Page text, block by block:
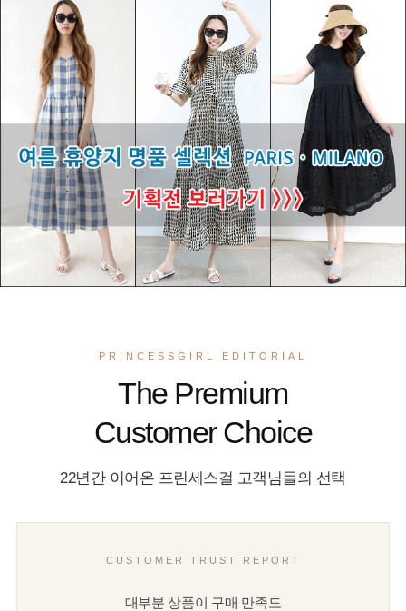
PRINCESSGIRL EDITORIAL
The Premium
Customer Choice
22년간 이어온 프린세스걸 고객님들의 선택
CUSTOMER TRUST REPORT
대부분 상품이 구매 만족도